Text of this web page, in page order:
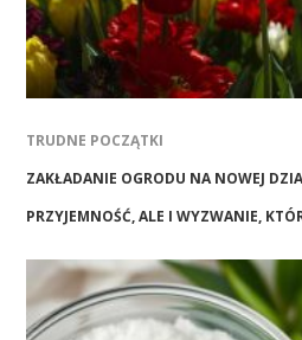
TRUDNE POCZĄTKI
ZAKŁADANIE OGRODU NA NOWEJ
PRZYJEMNOŚĆ, ALE I WYZWANIE,